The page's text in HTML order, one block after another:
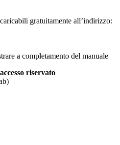
gratuitamente all’indirizzo:
a completamento del manuale
riservato